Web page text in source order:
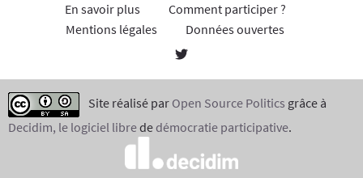
En savoir plus
Comment participer ?
Mentions légales
Données ouvertes
Site réalisé par Open Source Politics grâce à
Decidim, le logiciel librededémocratie participative.